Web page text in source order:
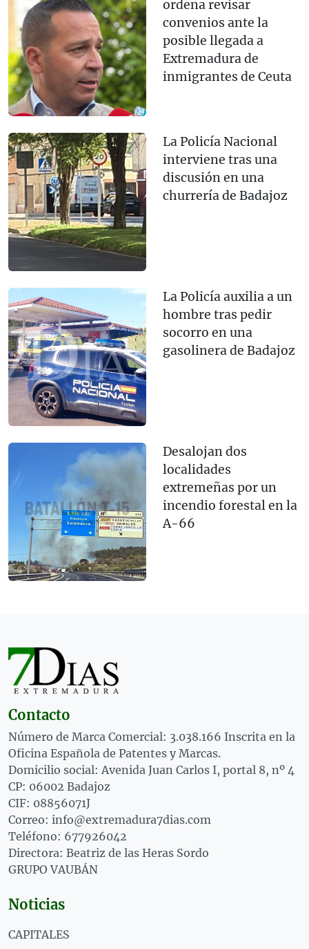
ordena revisar
convenios ante la
posible llegada a
Extremadura de
inmigrantes de Ceuta
La Policía Nacional
interviene tras una
discusión en una
churrería de Badajoz
La Policía auxilia a un
hombre tras pedir
socorro en una
gasolinera de Badajoz
Desalojan dos
localidades
extremeñas por un
incendio forestal en la
A-66
Contacto
Número de Marca Comercial: 3.038.166 Inscrita en la
Oficina Española de Patentes y Marcas.
Domicilio social: Avenida Juan Carlos I, portal 8, nº 4
CP: 06002 Badajoz
CIF: 08856071J
Correo: info@extremadura7dias.com
Teléfono: 677926042
Directora: Beatriz de las Heras Sordo
GRUPO VAUBÁN
Noticias
CAPITALES